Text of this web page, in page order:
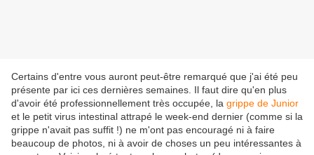
Certains d'entre vous auront peut-être remarqué que j'ai été peu
présente par ici ces dernières semaines. Il faut dire qu'en plus
d'avoir été professionnellement très occupée, la grippe de Junior
et le petit virus intestinal attrapé le week-end dernier (comme si la
grippe n'avait pas suffit !) ne m'ont pas encouragé ni à faire
beaucoup de photos, ni à avoir de choses un peu intéressantes à